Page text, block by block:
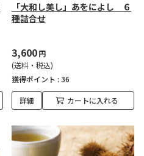
「大和し美し」あをによし ６
種詰合せ
3,600円
(送料・税込)
獲得ポイント : 36
詳細 カートに入れる